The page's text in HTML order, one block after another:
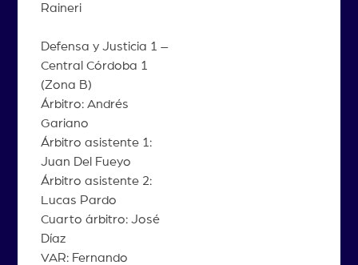
Raineri
Defensa y Justicia 1 –
Central Córdoba 1
(Zona B)
Árbitro: Andrés
Gariano
Árbitro asistente 1:
Juan Del Fueyo
Árbitro asistente 2:
Lucas Pardo
Cuarto árbitro: José
Díaz
VAR: Fernando